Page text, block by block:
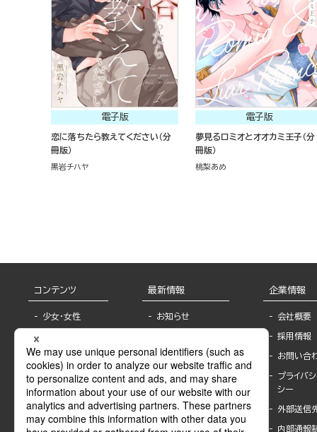
電子版
恋に落ちたら教えてください（分
冊版）
黒岩チハヤ
電子版
夢見るロミオとオオカミ王子（分
冊版）
桃梨あめ
コンテンツ
少女・女性
BL
ライトノベル
青年・一般
グラビア・写真
最新情報
お知らせ
報
書店様へ
海外ライセンシー
公式SNSアカウ
ント
企業情報
会社概要
採用情報
お問い合
プライバ
シー
外部送信
内部通報